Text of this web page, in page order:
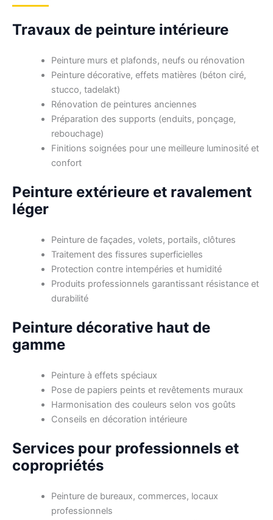
Travaux de peinture intérieure
Peinture murs et plafonds, neufs ou rénovation
Peinture décorative, effets matières (béton ciré,
stucco, tadelakt)
Rénovation de peintures anciennes
Préparation des supports (enduits, ponçage,
rebouchage)
Finitions soignées pour une meilleure luminosité et
confort
Peinture extérieure et ravalement
léger
Peinture de façades, volets, portails, clôtures
Traitement des fissures superficielles
Protection contre intempéries et humidité
Produits professionnels garantissant résistance et
durabilité
Peinture décorative haut de
gamme
Peinture à effets spéciaux
Pose de papiers peints et revêtements muraux
Harmonisation des couleurs selon vos goûts
Conseils en décoration intérieure
Services pour professionnels et
copropriétés
Peinture de bureaux, commerces, locaux
professionnels